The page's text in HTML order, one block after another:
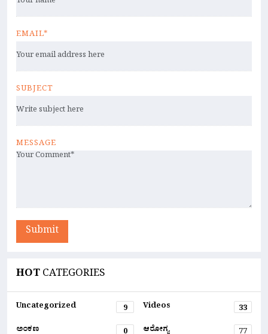
EMAIL*
SUBJECT
MESSAGE
Submit
HOTCATEGORIES
Uncategorized 9 Videos
33
ಅಂಕಣ
ಆರೋಗ್ಯ